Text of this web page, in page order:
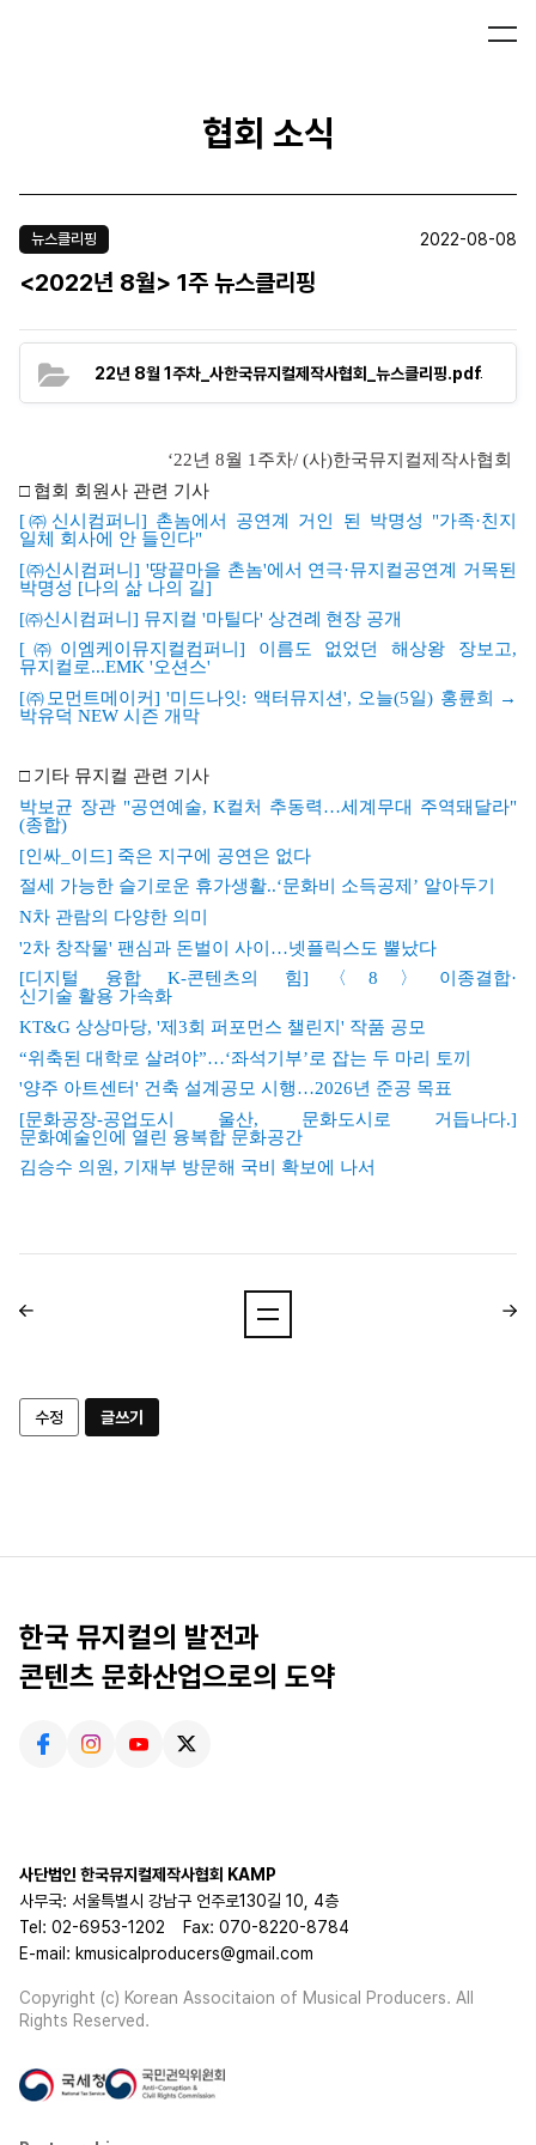
협회 소식
뉴스클리핑 2022-08-08
<2022년 8월> 1주 뉴스클리핑
22년 8월 1주차_사한국뮤지컬제작사협회_뉴스클리핑.pdf
‘22년 8월 1 주차/ (사)한국뮤지컬제작사협회
□ 협회 회원사 관련 기사
[㈜ 신시 컴퍼니] 촌놈에서 공연계 거인 된 박명성 "가족·친지
일체
회사에 안 들인다"
[㈜신시컴퍼니] '땅끝마을 촌놈'에서 연 극·뮤지컬공연계
거목된
박명성 [나의 삶 나의 길]
[㈜신 시 컴퍼니] 뮤지컬 '마틸다' 상견례 현장 공개
[ ㈜ 이엠케이뮤지컬컴퍼니] 이름도 없었던 해상왕
장보고,
뮤지컬로...EMK '오션스'
[㈜ 모먼트메이커] '미드나잇: 액터뮤지션', 오늘(5일) 홍륜희
→
박유덕 NEW 시즌 개막
□ 기타 뮤지컬 관련 기사
박보균 장관 "공연예술, K컬처 추동력…세계무대
주역돼달라"
(종합)
[인싸_ 이드] 죽은 지구에 공연은 없다
절세
가능한 슬기로운 휴가생활..‘문화비 소득공제’ 알아두기
N차 관람의 다양한 의미
'2차 창작물' 팬심과 돈벌이 사이…넷플릭스도 뿔났다
[디지털 융합 K-콘텐츠의 힘] 〈8 〉이종결합·
신기술 활용 가속화
KT&G 상상마당, '제3회 퍼포먼스 챌린지' 작품 공모
“위축된 대학로 살려야”…‘좌석기부’로 잡는 두 마리 토끼
'양주 아트센터' 건축 설계 공모 시행…2026년 준공 목표
[문화공장-공업도시 울산, 문화도시로
거듭나다.]
문화예술인에
열린 융복합 문화공간
김승수 의원, 기재부 방문해 국비 확보에 나서
수정 글쓰기
한국 뮤지컬의 발전과
콘텐츠 문화산업으로의 도약
사단법인 한국뮤지컬제작사협회 KAMP
사무국: 서울특별시 강남구 언주로130길 10, 4층
Tel: 02-6953-1202
Fax: 070-8220-8784
E-mail: kmusicalproducers@gmail.com
Copyright (c) Korean Associtaion of Musical Producers. All
Rights Reserved.